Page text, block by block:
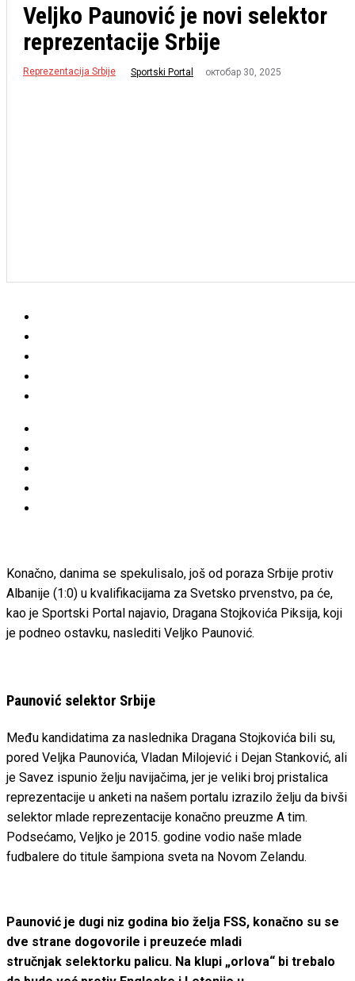
Veljko Paunović je novi selektor
reprezentacije Srbije
Reprezentacija Srbije Sportski Portal октобар 30, 2025
Konačno, danima se spekulisalo, još od poraza Srbije protiv
Albanije (1:0) u kvalifikacijama za Svetsko prvenstvo, pa će,
kao je Sportski Portal najavio, Dragana Stojkovića Piksija, koji
je podneo ostavku, naslediti Veljko Paunović.
Paunović selektor Srbije
Među kandidatima za naslednika Dragana Stojkovića bili su,
pored Veljka Paunovića, Vladan Milojević i Dejan Stanković, ali
je Savez ispunio želju navijačima, jer je veliki broj pristalica
reprezentacije u anketi na našem portalu izrazilo želju da bivši
selektor mlade reprezentacije konačno preuzme A tim.
Podsećamo, Veljko je 2015. godine vodio naše mlade
fudbalere do titule šampiona sveta na Novom Zelandu.
Paunović je dugi niz godina bio želja FSS, konačno su se
dve strane dogovorile i preuzeće mladi
stručnjak selektorku palicu. Na klupi „orlova“ bi trebalo